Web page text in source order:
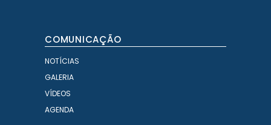
COMUNICAÇÃO
NOTÍCIAS
GALERIA
VÍDEOS
AGENDA